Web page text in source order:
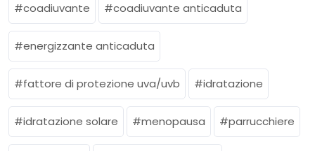
coadiuvante coadiuvante anticaduta
energizzante anticaduta
fattore di protezione uva/uvb idratazione
idratazione solare menopausa parrucchiere